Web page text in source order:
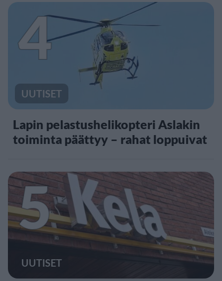
4
UUTISET
Lapin pelastushelikopteri Aslakin
toiminta päättyy – rahat loppuivat
5
UUTISET